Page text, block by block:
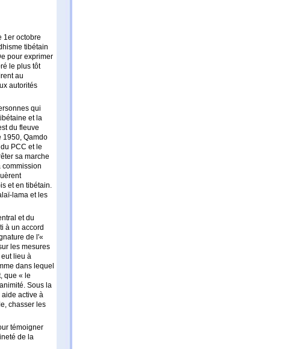
1er octobre
tibétain
pour exprimer
le plus tôt
au
autorités
qui
et la
du fleuve
1950, Qamdo
PCC et le
sa marche
et en tibétain.
lama et les
et du
à un accord
de l'«
les mesures
lieu à
dans lequel
que « le
Sous la
active à
chasser les
témoigner
de la